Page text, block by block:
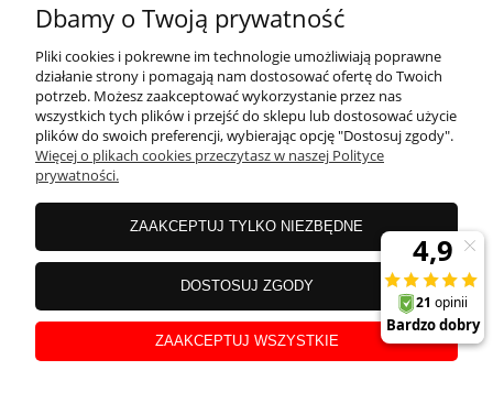
NIP: 6782225502 | REGON: 120645712
POMOC
MOJE KONTO
PŁATNOŚCI
INFORMACJE
O NAS
Dbamy o Twoją prywatność
Pliki cookies i pokrewne im technologie umożliwiają poprawne
działanie strony i pomagają nam dostosować ofertę do Twoich
potrzeb. Możesz zaakceptować wykorzystanie przez nas
wszystkich tych plików i przejść do sklepu lub dostosować użycie
plików do swoich preferencji, wybierając opcję "Dostosuj zgody".
Więcej o plikach cookies przeczytasz w naszej Polityce
prywatności.
ZAAKCEPTUJ TYLKO NIEZBĘDNE
DOSTOSUJ ZGODY
ZAAKCEPTUJ WSZYSTKIE